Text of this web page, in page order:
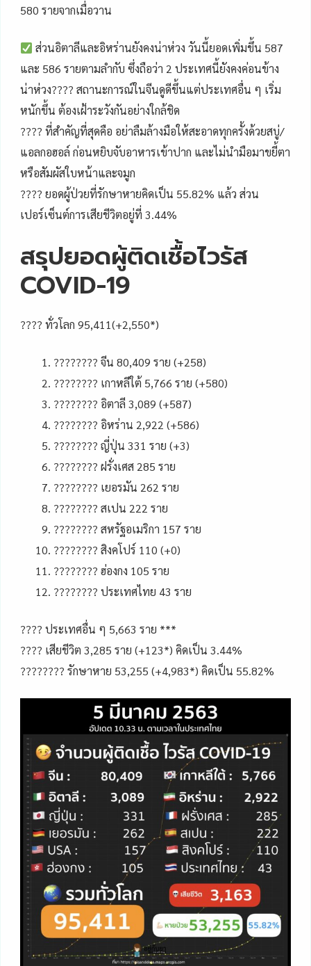
580 รายจากเมื่อวาน
ส่วนอิตาลีและอิหร่านยังคงน่าห่วง วันนี้ยอดเพิ่มขึ้น 587
และ 586 รายตามลำกับ ซึ่งถือว่า 2 ประเทศนี้ยังคงค่อนข้าง
น่าห่วง???? สถานะการณ์ในจีนดูดีขึ้นแต่ประเทศอื่น ๆ เริ่ม
หนักขึ้น ต้องเฝ้าระวังกันอย่างใกล้ชิด
???? ที่สำคัญที่สุดคือ อย่าลืมล้างมือให้สะอาดทุกครั้งด้วยสบู่/
แอลกอฮอล์ ก่อนหยิบจับอาหารเข้าปาก และไม่นำมือมาขยี้ตา
หรือสัมผัสใบหน้าและจมูก
???? ยอดผู้ป่วยที่รักษาหายคิดเป็น 55.82% แล้ว ส่วน
เปอร์เซ็นต์การเสียชีวิตอยู่ที่ 3.44%
สรุปยอดผู้ติดเชื้อไวรัส
COVID-19
???? ทั่วโลก 95,411(+2,550*)
???????? จีน 80,409 ราย (+258)
???????? เกาหลีใต้ 5,766 ราย (+580)
???????? อิตาลี 3,089 (+587)
???????? อิหร่าน 2,922 (+586)
???????? ญี่ปุ่น 331 ราย (+3)
???????? ฝรั่งเศส 285 ราย
???????? เยอรมัน 262 ราย
???????? สเปน 222 ราย
???????? สหรัฐอเมริกา 157 ราย
???????? สิงคโปร์ 110 (+0)
???????? ฮ่องกง 105 ราย
???????? ประเทศไทย 43 ราย
???? ประเทศอื่น ๆ 5,663 ราย ***
???? เสียชีวิต 3,285 ราย (+123*) คิดเป็น 3.44%
???????? รักษาหาย 53,255 (+4,983*) คิดเป็น 55.82%